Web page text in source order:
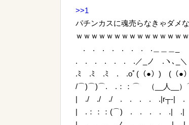
>>1
パチンカスに魂売らなきゃダメ
ｗｗｗｗｗｗｗｗｗｗｗｗｗｗ
. . . . . . . .＿＿＿_
. . . . . . .／_ノ .ヽ､_＼
.ﾐ .ﾐ .ﾐ . .oﾟ(（●）) (
/⌒)⌒)⌒. .：：⌒ （__人__
| ./ ./ ./ . . . . .|r┬-| . .
| .：：：(⌒) . . . . .| .|